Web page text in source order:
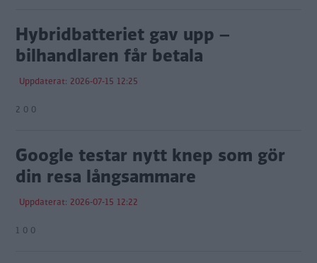
Hybridbatteriet gav upp –
bilhandlaren får betala
Uppdaterat: 2026-07-15 12:25
2 0 0
Google testar nytt knep som gör
din resa långsammare
Uppdaterat: 2026-07-15 12:22
1 0 0